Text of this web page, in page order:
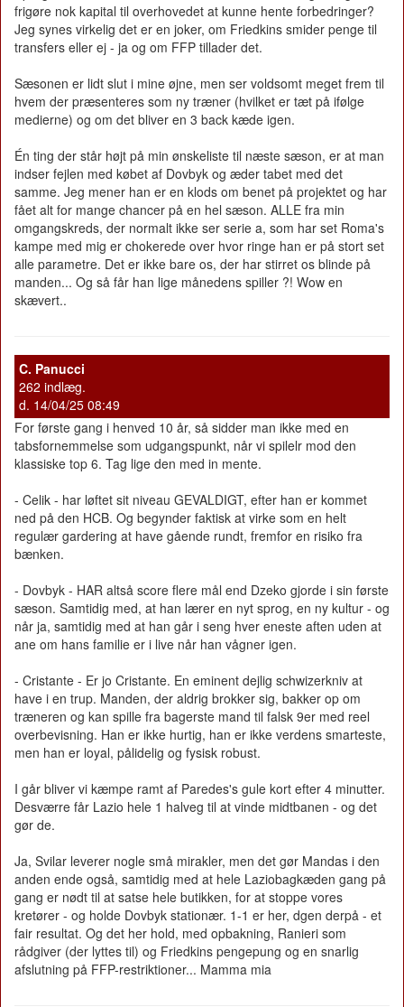
frigøre nok kapital til overhovedet at kunne hente forbedringer?
Jeg synes virkelig det er en joker, om Friedkins smider penge til
transfers eller ej - ja og om FFP tillader det.
Sæsonen er lidt slut i mine øjne, men ser voldsomt meget frem til
hvem der præsenteres som ny træner (hvilket er tæt på ifølge
medierne) og om det bliver en 3 back kæde igen.
Én ting der står højt på min ønskeliste til næste sæson, er at man
indser fejlen med købet af Dovbyk og æder tabet med det
samme. Jeg mener han er en klods om benet på projektet og har
fået alt for mange chancer på en hel sæson. ALLE fra min
omgangskreds, der normalt ikke ser serie a, som har set Roma's
kampe med mig er chokerede over hvor ringe han er på stort set
alle parametre. Det er ikke bare os, der har stirret os blinde på
manden... Og så får han lige månedens spiller ?! Wow en
skævert..
C. Panucci
262 indlæg.
d. 14/04/25 08:49
For første gang i henved 10 år, så sidder man ikke med en
tabsfornemmelse som udgangspunkt, når vi spilelr mod den
klassiske top 6. Tag lige den med in mente.
- Celik - har løftet sit niveau GEVALDIGT, efter han er kommet
ned på den HCB. Og begynder faktisk at virke som en helt
regulær gardering at have gående rundt, fremfor en risiko fra
bænken.
- Dovbyk - HAR altså score flere mål end Dzeko gjorde i sin første
sæson. Samtidig med, at han lærer en nyt sprog, en ny kultur - og
når ja, samtidig med at han går i seng hver eneste aften uden at
ane om hans familie er i live når han vågner igen.
- Cristante - Er jo Cristante. En eminent dejlig schwizerkniv at
have i en trup. Manden, der aldrig brokker sig, bakker op om
træneren og kan spille fra bagerste mand til falsk 9er med reel
overbevisning. Han er ikke hurtig, han er ikke verdens smarteste,
men han er loyal, pålidelig og fysisk robust.
I går bliver vi kæmpe ramt af Paredes's gule kort efter 4 minutter.
Desværre får Lazio hele 1 halveg til at vinde midtbanen - og det
gør de.
Ja, Svilar leverer nogle små mirakler, men det gør Mandas i den
anden ende også, samtidig med at hele Laziobagkæden gang på
gang er nødt til at satse hele butikken, for at stoppe vores
kretører - og holde Dovbyk stationær. 1-1 er her, dgen derpå - et
fair resultat. Og det her hold, med opbakning, Ranieri som
rådgiver (der lyttes til) og Friedkins pengepung og en snarlig
afslutning på FFP-restriktioner... Mamma mia